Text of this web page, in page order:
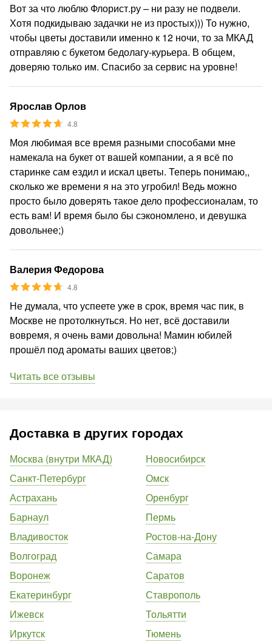
Вот за что люблю Флорист.ру – ни разу не подвели.
Хотя подкидываю задачки не из простых))) То нужно,
чтобы цветы доставили именно к 12 ночи, то за МКАД
отправляю с букетом бедолагу-курьера. В общем,
доверяю только им. Спасибо за сервис на уровне!
Ярослав Орлов
4.8
Моя любимая все время разными способами мне
намекала на букет от вашей компании, а я всё по
старинке сам ездил и искал цветы. Теперь понимаю,,
сколько же времени я на это угробил! Ведь можно
просто было доверять такое дело профессионалам, то
есть вам! И время было бы сэкономлено, и девушка
довольнее;)
Валерия Федорова
4.8
Не думала, что успеете уже в срок, время час пик, в
Москве не протолкнуться. Но нет, всё доставили
вовремя, я очень вами довольна! Мамин юбилей
прошёл под ароматы ваших цветов;)
Читать все отзывы
Доставка в других городах
Москва (внутри МКАД)
Санкт-Петербург
Астрахань
Барнаул
Владивосток
Волгоград
Воронеж
Екатеринбург
Ижевск
Иркутск
Новосибирск
Омск
Оренбург
Пермь
Ростов-на-Дону
Самара
Саратов
Ставрополь
Тольятти
Тюмень